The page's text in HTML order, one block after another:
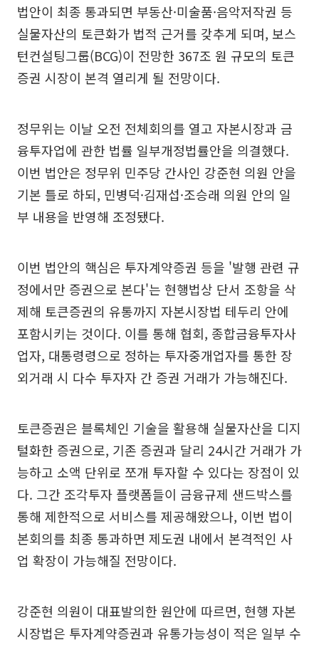
법안이 최종 통과되면 부동산·미술품·음악저작권 등
실물자산의 토큰화가 법적 근거를 갖추게 되며, 보스
턴컨설팅그룹(BCG)이 전망한 367조 원 규모의 토큰
증권 시장이 본격 열리게 될 전망이다.
정무위는 이날 오전 전체회의를 열고 자본시장과 금
융투자업에 관한 법률 일부개정법률안을 의결했다.
이번 법안은 정무위 민주당 간사인 강준현 의원 안을
기본 틀로 하되, 민병덕·김재섭·조승래 의원 안의 일
부 내용을 반영해 조정됐다.
이번 법안의 핵심은 투자계약증권 등을 '발행 관련 규
정에서만 증권으로 본다'는 현행법상 단서 조항을 삭
제해 토큰증권의 유통까지 자본시장법 테두리 안에
포함시키는 것이다. 이를 통해 협회, 종합금융투자사
업자, 대통령령으로 정하는 투자중개업자를 통한 장
외거래 시 다수 투자자 간 증권 거래가 가능해진다.
토큰증권은 블록체인 기술을 활용해 실물자산을 디지
털화한 증권으로, 기존 증권과 달리 24시간 거래가 가
능하고 소액 단위로 쪼개 투자할 수 있다는 장점이 있
다. 그간 조각투자 플랫폼들이 금융규제 샌드박스를
통해 제한적으로 서비스를 제공해왔으나, 이번 법이
본회의를 최종 통과하면 제도권 내에서 본격적인 사
업 확장이 가능해질 전망이다.
강준현 의원이 대표발의한 원안에 따르면, 현행 자본
시장법은 투자계약증권과 유통가능성이 적은 일부 수